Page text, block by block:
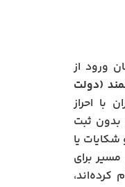
ورود از
(دولت
با احراز
بدون ثبت
وارد شده و شکایات یا
برای
کرده‌اند،